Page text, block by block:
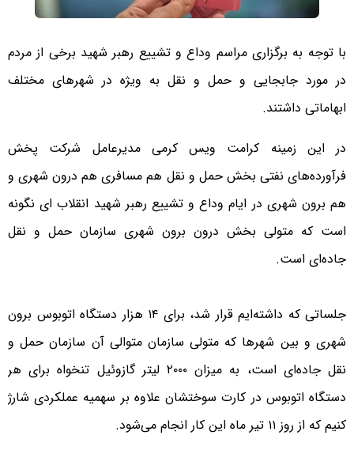
با توجه به برگزاری مراسم وداع و تشییع رهبر شهید برخی از مردم
در مورد جابجایی و حمل و نقل به ویژه در شهرهای مختلف
ابهاماتی داشتند.
در این زمینه کرامت ویس کرمی مدیرعامل شرکت پخش
فرآورده‌های نفتی بخش حمل و نقل هم مسافری هم درون شهری و
هم برون شهری در ایام وداع و تشییع رهبر شهید انقلاب ای نگونه
است که متولی بخش درون برون شهری سازمان حمل و نقل
جاده‌ای است.
جلساتی که داشته‌ایم قرار شد، برای ۱۴ هزار دستگاه اتوبوس برون
شهری و بین شهرها که متولی سازمان متوالی آن سازمان حمل و
نقل جاده‌ای است، به میزان ۲۰۰۰ لیتر گازوئیل تنخواه برای هر
دستگاه اتوبوس در کارت سوختشان علاوه بر سهمیه عملکردی شارژ
کنیم که از روز ۱۱ تیر ماه این کار انجام می‌شود.